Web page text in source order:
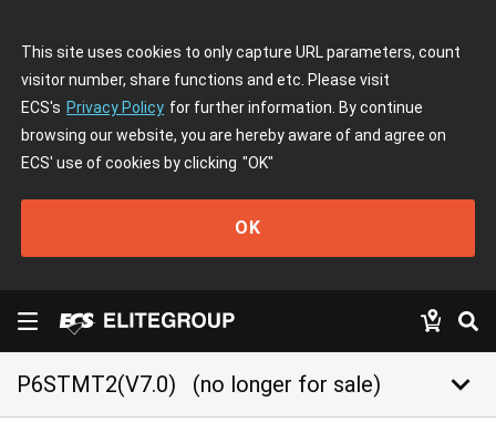
This site uses cookies to only capture URL parameters, count
visitor number, share functions and etc. Please visit
ECS's Privacy Policy for further information. By continue
browsing our website, you are hereby aware of and agree on
ECS' use of cookies by clicking "OK"
OK
P6STMT2(V7.0) (no longer for sale) keyboard_arrow_down